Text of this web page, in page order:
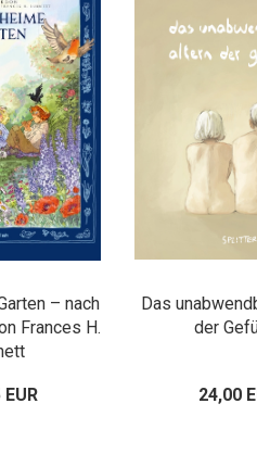
– nach
Frances H.
Das
der
24,00